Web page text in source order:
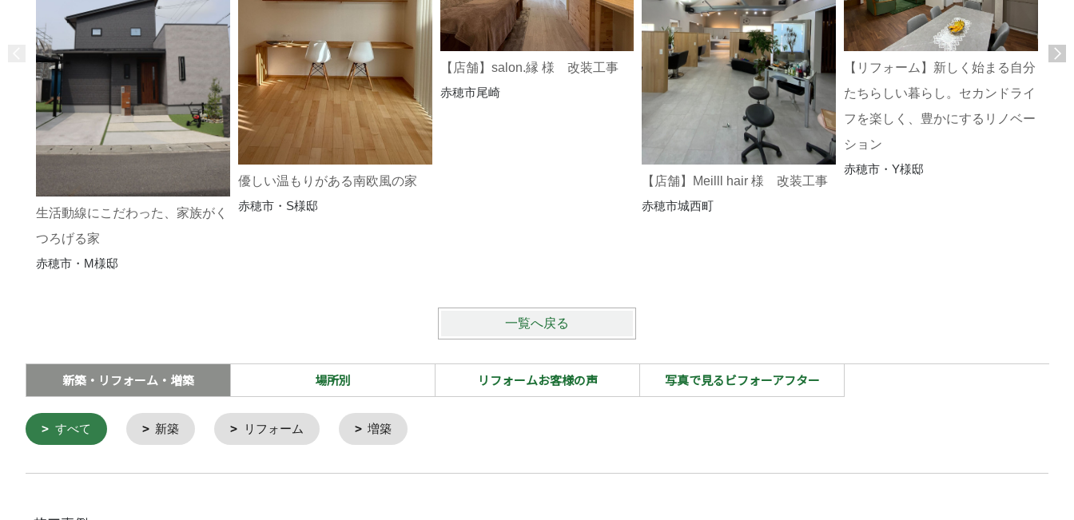
生活動線にこだわった、家族がく
つろげる家
赤穂市・M様邸
優しい温もりがある南欧風の家
赤穂市・S様邸
【店舗】salon.縁 様 改装工事
赤穂市尾崎
【店舗】Meilll hair 様 改装工事
赤穂市城西町
【リフォーム】新しく始まる自分
たちらしい暮らし。セカンドライ
フを楽しく、豊かにするリノベー
ション
赤穂市・Y様邸
一覧へ戻る
新築・リフォーム・増築 場所別 リフォームお客様の声 写真で見るビフォーアフター
すべて 新築 リフォーム 増築